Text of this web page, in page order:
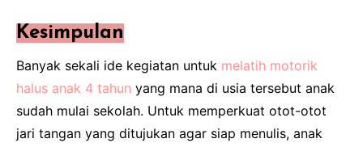
Kesimpulan
Banyak sekali ide kegiatan untuk melatih motorik
halus anak 4 tahun yang mana di usia tersebut anak
sudah mulai sekolah. Untuk memperkuat otot-otot
jari tangan yang ditujukan agar siap menulis, anak